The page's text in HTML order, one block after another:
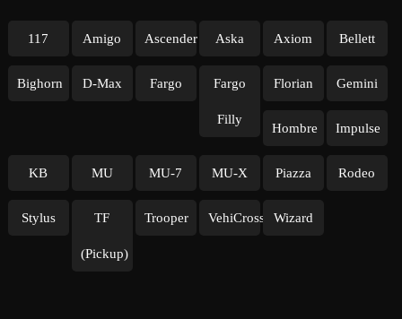
117 Amigo Ascender Aska Axiom Bellett
Bighorn D-Max Fargo Fargo
Filly
Florian Gemini
Hombre Impulse
KB MU MU-7 MU-X Piazza Rodeo
Stylus TF
(Pickup)
Trooper VehiCross Wizard